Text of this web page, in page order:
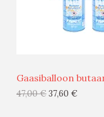
Gaasiballoon
47,00€ 37,60 €